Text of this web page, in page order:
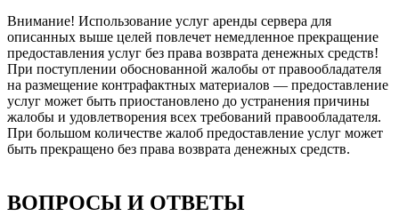
Внимание! Использование услуг аренды сервера для
описанных выше целей повлечет немедленное прекращение
предоставления услуг без права возврата денежных средств!
При поступлении обоснованной жалобы от правообладателя
на размещение контрафактных материалов — предоставление
услуг может быть приостановлено до устранения причины
жалобы и удовлетворения всех требований правообладателя.
При большом количестве жалоб предоставление услуг может
быть прекращено без права возврата денежных средств.
ВОПРОСЫ И ОТВЕТЫ